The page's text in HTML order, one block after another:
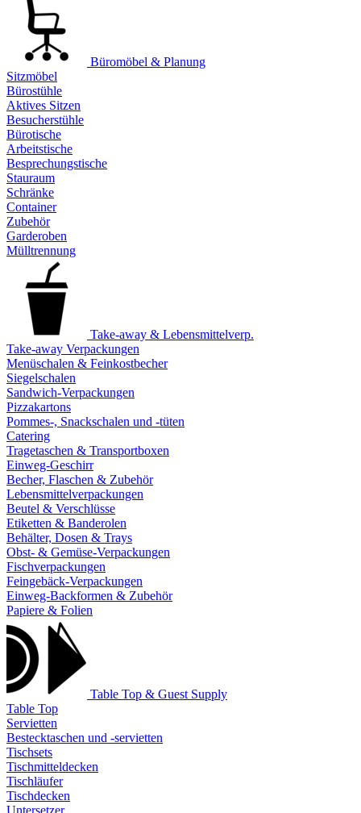
Büromöbel & Planung
Sitzmöbel
Bürostühle
Aktives Sitzen
Besucherstühle
Bürotische
Arbeitstische
Besprechungstische
Stauraum
Schränke
Container
Zubehör
Garderoben
Mülltrennung
Take-away & Lebensmittelverp.
Take-away Verpackungen
Menüschalen & Feinkostbecher
Siegelschalen
Sandwich-Verpackungen
Pizzakartons
Pommes-, Snackschalen und -tüten
Catering
Tragetaschen & Transportboxen
Einweg-Geschirr
Becher, Flaschen & Zubehör
Lebensmittelverpackungen
Beutel & Verschlüsse
Etiketten & Banderolen
Behälter, Dosen & Trays
Obst- & Gemüse-Verpackungen
Fischverpackungen
Feingebäck-Verpackungen
Einweg-Backformen & Zubehör
Papiere & Folien
Table Top & Guest Supply
Table Top
Servietten
Bestecktaschen und -servietten
Tischsets
Tischmitteldecken
Tischläufer
Tischdecken